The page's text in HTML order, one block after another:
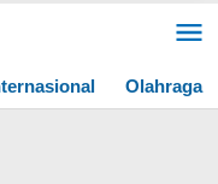
Olahraga